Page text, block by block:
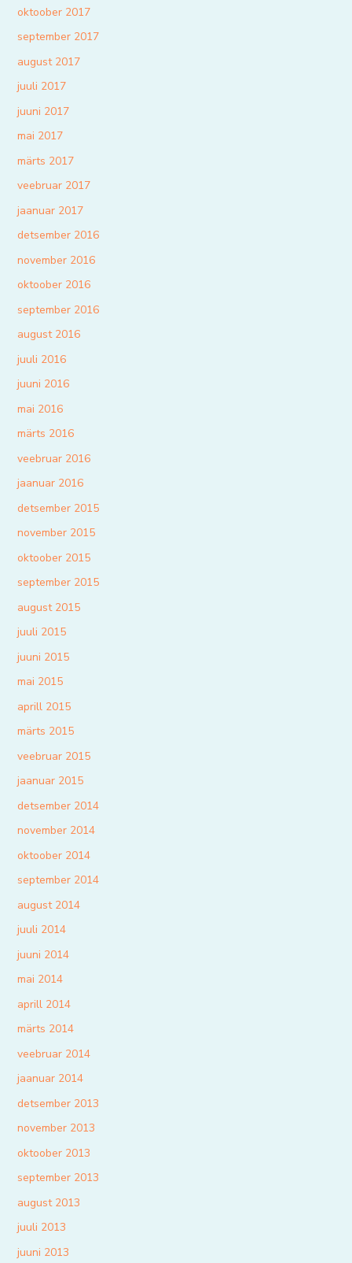
oktoober 2017
september 2017
august 2017
juuli 2017
juuni 2017
mai 2017
märts 2017
veebruar 2017
jaanuar 2017
detsember 2016
november 2016
oktoober 2016
september 2016
august 2016
juuli 2016
juuni 2016
mai 2016
märts 2016
veebruar 2016
jaanuar 2016
detsember 2015
november 2015
oktoober 2015
september 2015
august 2015
juuli 2015
juuni 2015
mai 2015
aprill 2015
märts 2015
veebruar 2015
jaanuar 2015
detsember 2014
november 2014
oktoober 2014
september 2014
august 2014
juuli 2014
juuni 2014
mai 2014
aprill 2014
märts 2014
veebruar 2014
jaanuar 2014
detsember 2013
november 2013
oktoober 2013
september 2013
august 2013
juuli 2013
juuni 2013